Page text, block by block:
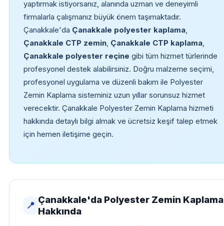
yaptırmak istiyorsanız, alanında uzman ve deneyimli
firmalarla çalışmanız büyük önem taşımaktadır.
Çanakkale'da Çanakkale polyester kaplama,
Çanakkale CTP zemin, Çanakkale CTP kaplama,
Çanakkale polyester reçine gibi tüm hizmet türlerinde
profesyonel destek alabilirsiniz. Doğru malzeme seçimi,
profesyonel uygulama ve düzenli bakım ile Polyester
Zemin Kaplama sisteminiz uzun yıllar sorunsuz hizmet
verecektir. Çanakkale Polyester Zemin Kaplama hizmeti
hakkında detaylı bilgi almak ve ücretsiz keşif talep etmek
için hemen iletişime geçin.
📍
Çanakkale'da Polyester Zemin Kaplama
Hakkında